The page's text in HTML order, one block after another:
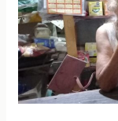
atención
que
muchos
hijos
de
productores